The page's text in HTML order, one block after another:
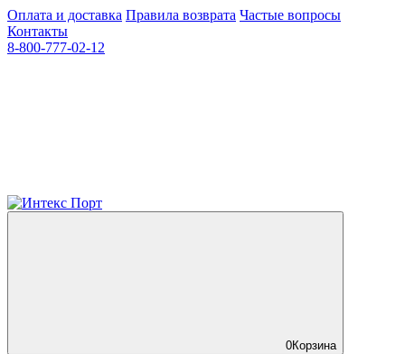
Оплата и доставка Правила возврата Частые вопросы
Контакты
8-800-777-02-12
0Корзина